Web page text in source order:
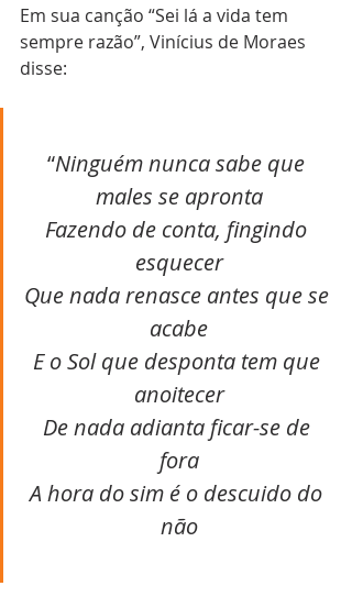
Em sua canção “Sei lá a vida tem
sempre razão”, Vinícius de Moraes
disse:
“Ninguém nunca sabe que
males se apronta
Fazendo de conta, fingindo
esquecer
Que nada renasce antes que se
acabe
E o Sol que desponta tem que
anoitecer
De nada adianta ficar-se de
fora
A hora do sim é o descuido do
não